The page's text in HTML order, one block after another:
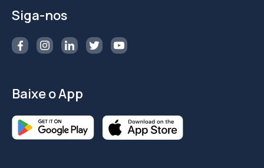
Siga-nos
Baixe o App